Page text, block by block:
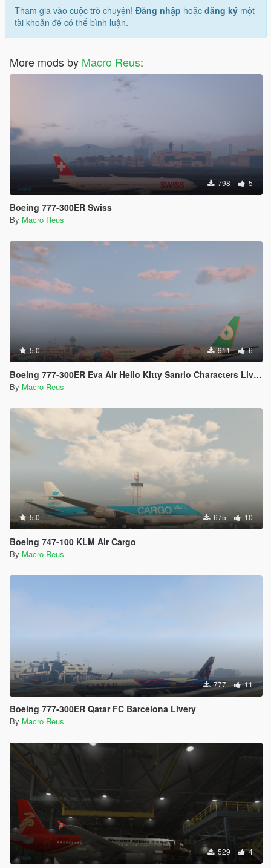
Tham gia vào cuộc trò chuyện! Đăng nhập hoặc đăng ký một
tài khoản để có thể bình luận.
More mods by Macro Reus:
798 5
Boeing 777-300ER Swiss
By Macro Reus
5.0 911 6
Boeing 777-300ER Eva Air Hello Kitty Sanrio Characters Livery
By Macro Reus
5.0 675 10
Boeing 747-100 KLM Air Cargo
By Macro Reus
777 11
Boeing 777-300ER Qatar FC Barcelona Livery
By Macro Reus
529 4